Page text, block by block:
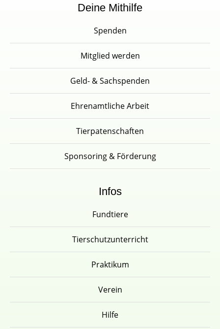
Deine Mithilfe
Spenden
Mitglied werden
Geld- & Sachspenden
Ehrenamtliche Arbeit
Tierpatenschaften
Sponsoring & Förderung
Infos
Fundtiere
Tierschutzunterricht
Praktikum
Verein
Hilfe